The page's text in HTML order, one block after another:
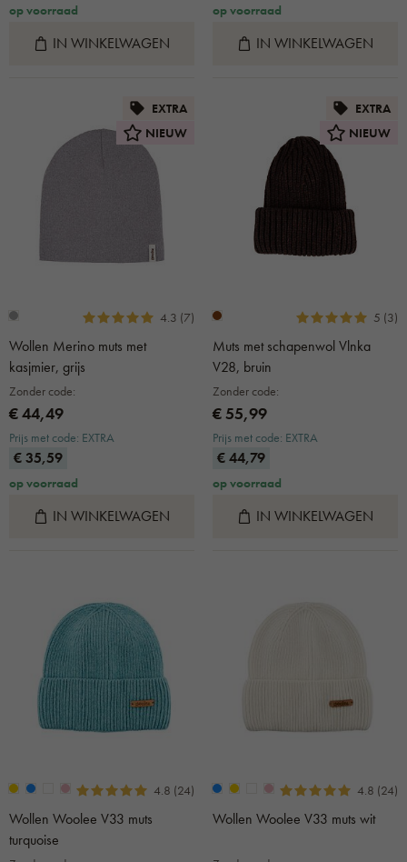
op voorraad
IN WINKELWAGEN
op voorraad
IN WINKELWAGEN
EXTRA
NIEUW
4.3 (7)
Wollen Merino muts met
kasjmier, grijs
Zonder code:
€ 44,49
Prijs met code: EXTRA
€ 35,59
op voorraad
IN WINKELWAGEN
EXTRA
NIEUW
5 (3)
Muts met schapenwol Vlnka
V28, bruin
Zonder code:
€ 55,99
Prijs met code: EXTRA
€ 44,79
op voorraad
IN WINKELWAGEN
4.8 (24)
Wollen Woolee V33 muts
turquoise
4.8 (24)
Wollen Woolee V33 muts wit